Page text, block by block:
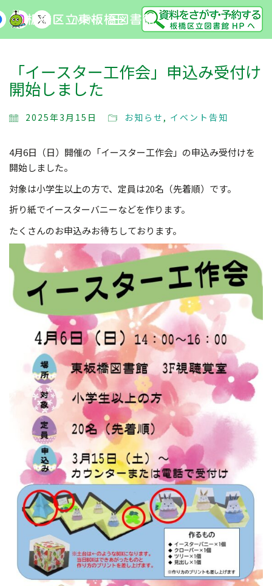
MENU
「イースター工作会」申込み受付け
開始しました
2025年3月15日 お知らせ , イベント告知
4月6日（日）開催の「イースター工作会」の申込み受付けを
開始しました。
対象は小学生以上の方で、定員は20名（先着順）です。
折り紙でイースターバニーなどを作ります。
たくさんのお申込みお待ちしております。